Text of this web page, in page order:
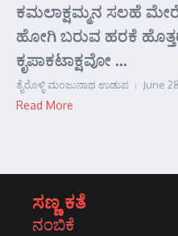
ಕಮಲಾಕ್ಷಮ್ಮನ ಸಲಹೆ
ಹೋಗಿ ಬರುವ ಹರಕೆ
ಕೃಪಾಕಟಾಕ್ಷವೋ ...
ತೈರೊಳ್ಳಿ ಮಂಜುನಾಥ ಉಡುಪ June
Read More
ಸಣ್ಣ ಕತೆ
ನಂಬಿಕೆ